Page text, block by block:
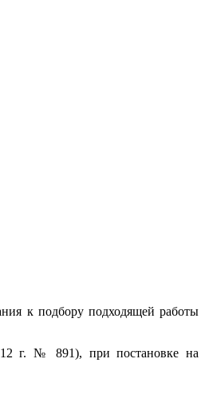
к подбору подходящей работы
г. № 891), при постановке на